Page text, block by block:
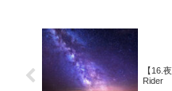
【16.
Rider